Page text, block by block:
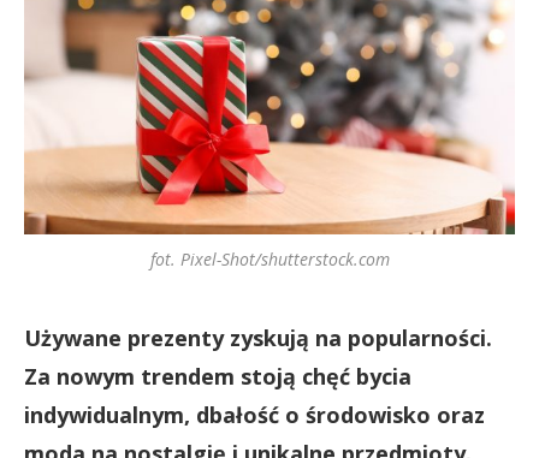
fot. Pixel-Shot/shutterstock.com
Używane prezenty zyskują na popularności.
Za nowym trendem stoją chęć bycia
indywidualnym, dbałość o środowisko oraz